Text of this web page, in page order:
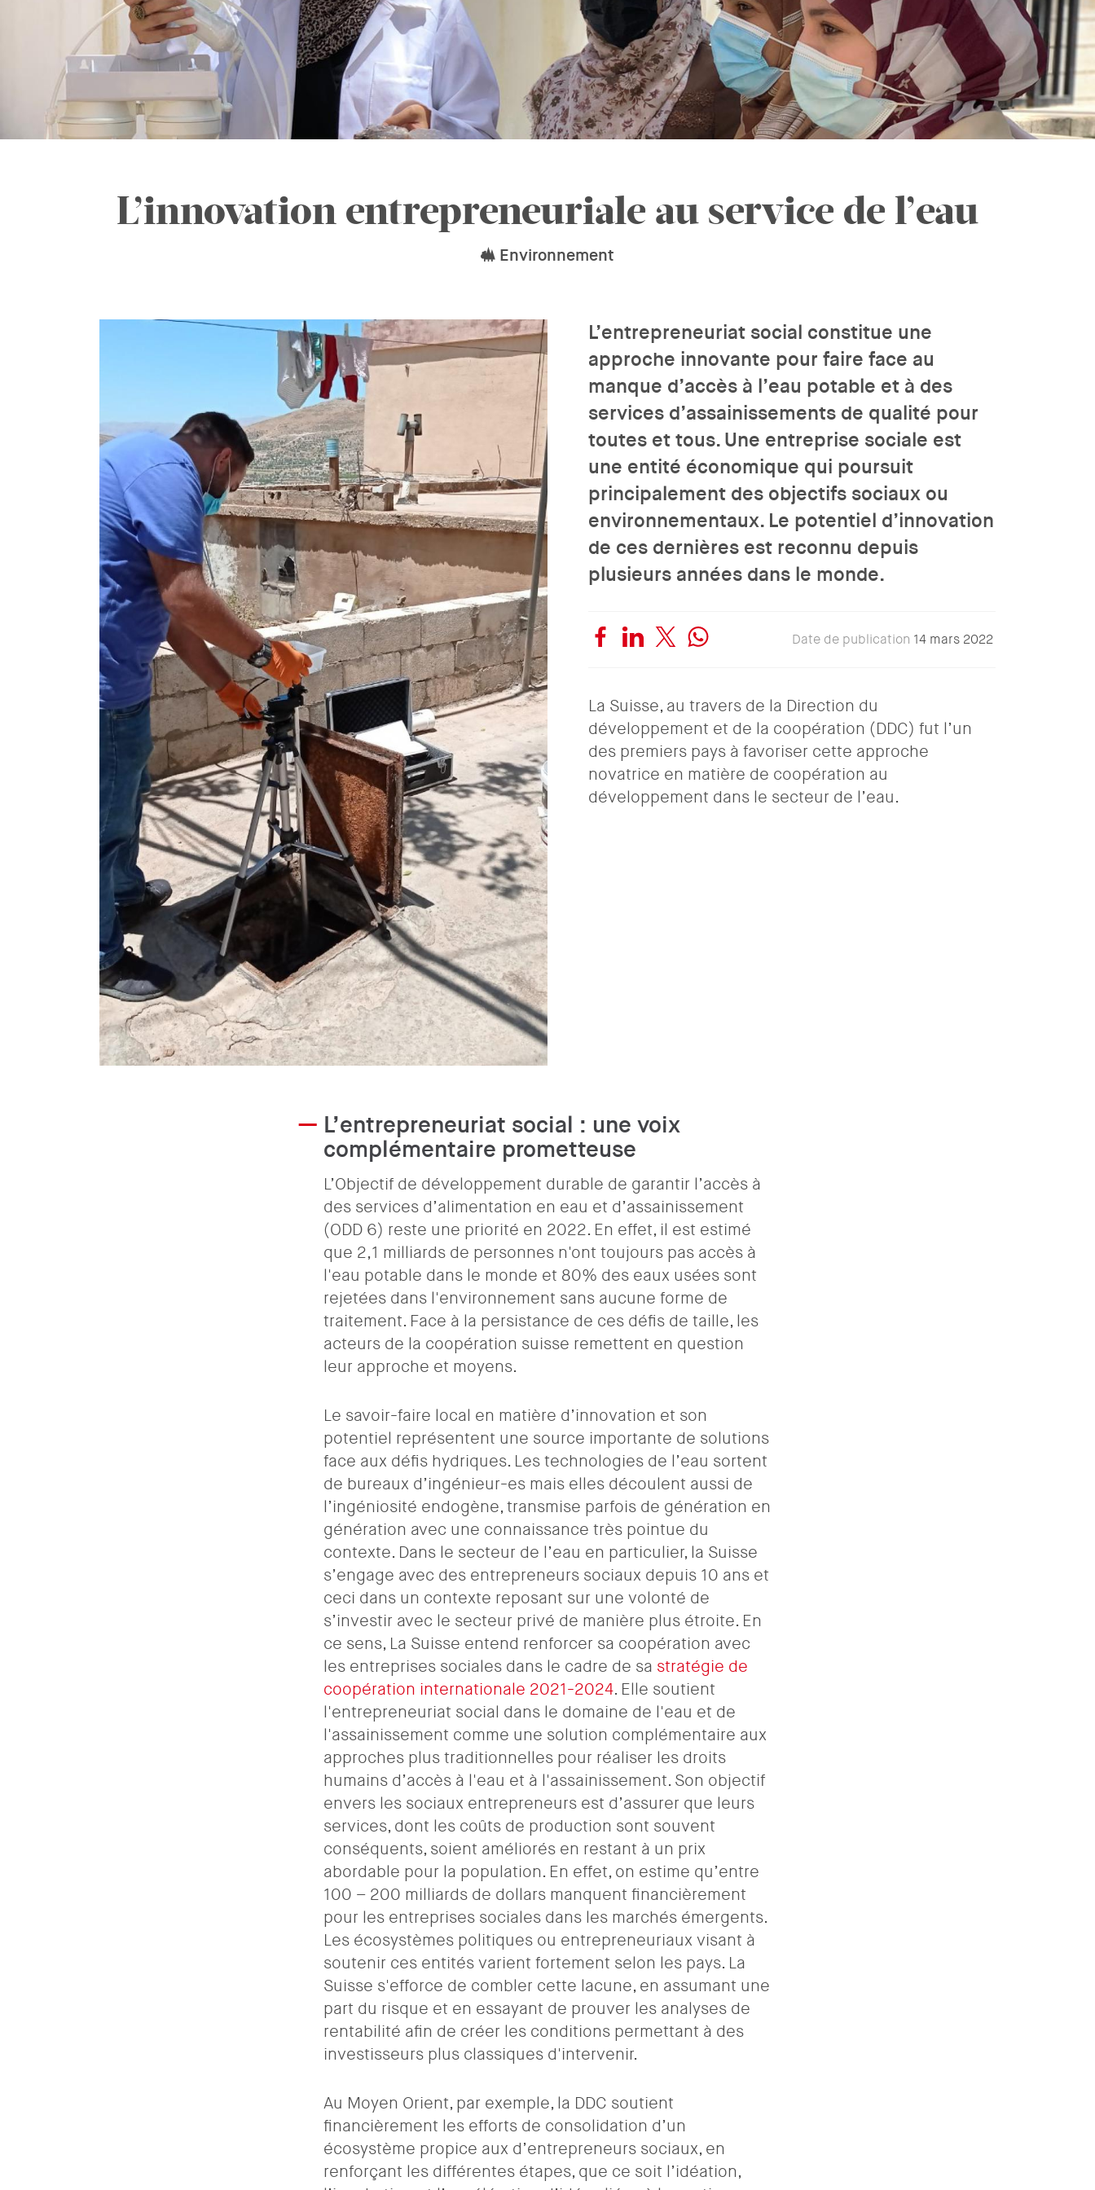
L’innovation entrepreneuriale au service de l’eau
Environnement
L’entrepreneuriat social constitue une
approche innovante pour faire face au
manque d’accès à l’eau potable et à des
services d’assainissements de qualité pour
toutes et tous. Une entreprise sociale est
une entité économique qui poursuit
principalement des objectifs sociaux ou
environnementaux. Le potentiel d’innovation
de ces dernières est reconnu depuis
plusieurs années dans le monde.
Date de publication 14 mars 2022
La Suisse, au travers de la Direction du
développement et de la coopération (DDC) fut l’un
des premiers pays à favoriser cette approche
novatrice en matière de coopération au
développement dans le secteur de l’eau.
L’entrepreneuriat social : une voix
complémentaire prometteuse
L’Objectif de développement durable de garantir l’accès à
des services d’alimentation en eau et d’assainissement
(ODD 6) reste une priorité en 2022. En effet, il est estimé
que 2,1 milliards de personnes n'ont toujours pas accès à
l'eau potable dans le monde et 80% des eaux usées sont
rejetées dans l'environnement sans aucune forme de
traitement. Face à la persistance de ces défis de taille, les
acteurs de la coopération suisse remettent en question
leur approche et moyens.
Le savoir-faire local en matière d’innovation et son
potentiel représentent une source importante de solutions
face aux défis hydriques. Les technologies de l’eau sortent
de bureaux d’ingénieur-es mais elles découlent aussi de
l’ingéniosité endogène, transmise parfois de génération en
génération avec une connaissance très pointue du
contexte. Dans le secteur de l’eau en particulier, la Suisse
s’engage avec des entrepreneurs sociaux depuis 10 ans et
ceci dans un contexte reposant sur une volonté de
s’investir avec le secteur privé de manière plus étroite. En
ce sens, La Suisse entend renforcer sa coopération avec
les entreprises sociales dans le cadre de sa stratégie de
coopération internationale 2021-2024. Elle soutient
l'entrepreneuriat social dans le domaine de l'eau et de
l'assainissement comme une solution complémentaire aux
approches plus traditionnelles pour réaliser les droits
humains d’accès à l'eau et à l'assainissement. Son objectif
envers les sociaux entrepreneurs est d’assurer que leurs
services, dont les coûts de production sont souvent
conséquents, soient améliorés en restant à un prix
abordable pour la population. En effet, on estime qu’entre
100 – 200 milliards de dollars manquent financièrement
pour les entreprises sociales dans les marchés émergents.
Les écosystèmes politiques ou entrepreneuriaux visant à
soutenir ces entités varient fortement selon les pays. La
Suisse s'efforce de combler cette lacune, en assumant une
part du risque et en essayant de prouver les analyses de
rentabilité afin de créer les conditions permettant à des
investisseurs plus classiques d'intervenir.
Au Moyen Orient, par exemple, la DDC soutient
financièrement les efforts de consolidation d’un
écosystème propice aux d’entrepreneurs sociaux, en
renforçant les différentes étapes, que ce soit l’idéation,